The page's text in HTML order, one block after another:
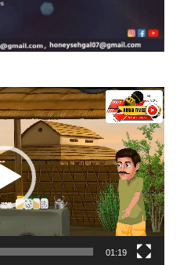
01:19